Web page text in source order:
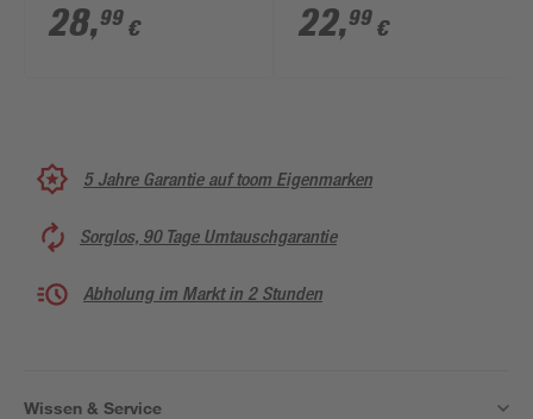
65
28,99 €
2200 lm
tageslichtweiß IP 65
22,99 €
5 Jahre Garantie auf toom Eigenmarken
Sorglos, 90 Tage Umtauschgarantie
Abholung im Markt in 2 Stunden
Wissen & Service